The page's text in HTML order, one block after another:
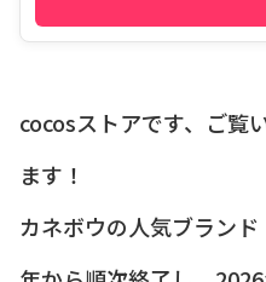
cocosストアです、ご覧
ます！
カネボウの人気ブラン